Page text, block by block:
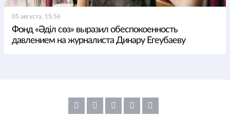
05 августа, 15:56
Фонд «Әділ сөз» выразил обеспокоенность
давлением на журналиста Динару Егеубаеву